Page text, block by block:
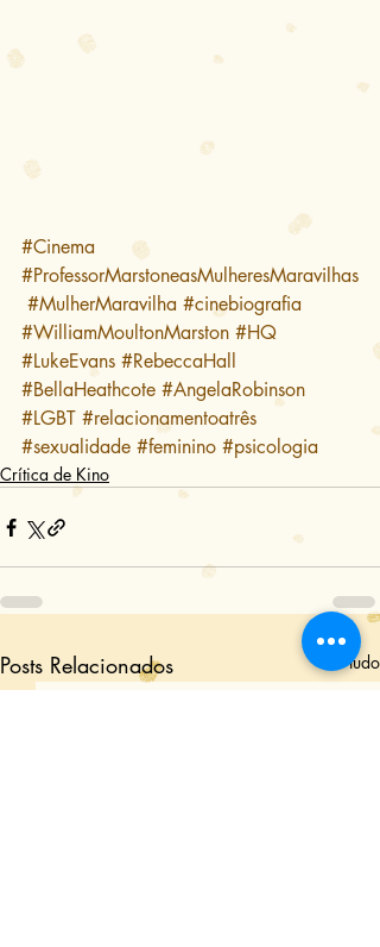
#Cinema
#ProfessorMarstoneasMulheresMaravilhas
#MulherMaravilha #cinebiografia
#WilliamMoultonMarston #HQ
#LukeEvans #RebeccaHall
#BellaHeathcote #AngelaRobinson
#LGBT #relacionamentoatrês
#sexualidade #feminino #psicologia
Crítica de Kino
Posts Relacionados Ver tudo